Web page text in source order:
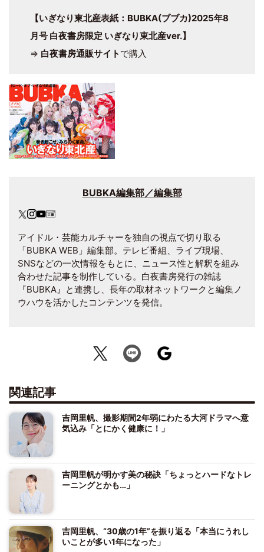
【いぎなり東北産表紙：BUBKA(ブブカ)2025年8
月号 白夜書房限定 いぎなり東北産ver.】
⇒ 白夜書房通販サイト で購入
BUBKA編集部／編集部
アイドル・芸能カルチャーを独自の視点で切り取る
「BUBKA WEB」編集部。テレビ番組、ライブ現場、
SNSなどの一次情報をもとに、ニュース性と解釈を組み
合わせた記事を制作している。白夜書房発行の雑誌
『BUBKA』と連携し、長年の取材ネットワークと編集ノ
ウハウを活かしたコンテンツを発信。
関連記事
吉岡里帆、撮影期間2年弱にわたる大河ドラマへ意
気込み「とにかく健康に！」
吉岡里帆が明かす美の秘訣「ちょっとハードなトレ
ーニングとかも…」
吉岡里帆、“30歳の1年”を振り返る「本当にうれし
いことが多い1年になった」